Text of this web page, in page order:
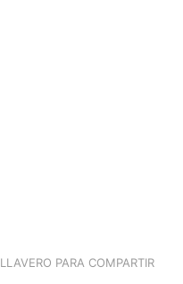
LLAVERO PARA COMPARTIR